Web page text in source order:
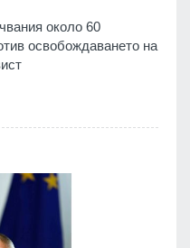
около 60
освобождаването на